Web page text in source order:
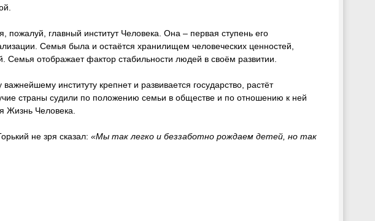
пожалуй, главный институт Человека. Она – первая ступень его
Семья была и остаётся хранилищем человеческих ценностей,
Семья отображает фактор стабильности людей в своём развитии.
институту крепнет и развивается государство, растёт
страны судили по положению семьи в обществе и по отношению к ней
Жизнь Человека.
не зря сказал: «Мы так легко и беззаботно рождаем детей, но так